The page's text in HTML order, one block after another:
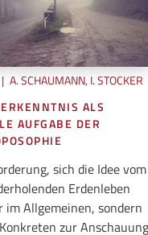
| A. SCHAUMANN, I. STOCKER
ALS
AUFGABE DER
sich die Idee vom
Erdenleben
im Allgemeinen, sondern
zur Anschauung